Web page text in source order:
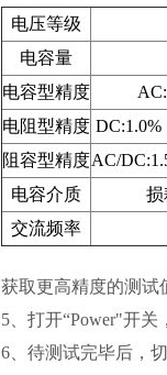
电压等级
电容量
电容型精度
电阻型精度 DC:1.0%
阻容型精度AC/
电容介质
损
交流频率
获取更高精度的测试
5、打开“Power"开关
6、待测试完毕后，